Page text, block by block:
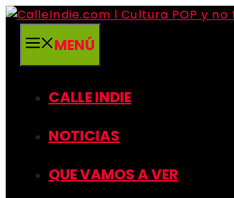
Saltar
contenidoMENÚ
CALLE INDIE
NOTICIAS
QUE VAMOS A VER